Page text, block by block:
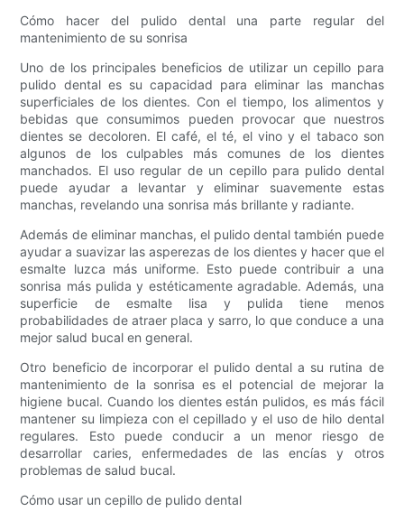
Cómo hacer del pulido dental una parte regular del
mantenimiento de su sonrisa
Uno de los principales beneficios de utilizar un cepillo para
pulido dental es su capacidad para eliminar las manchas
superficiales de los dientes. Con el tiempo, los alimentos y
bebidas que consumimos pueden provocar que nuestros
dientes se decoloren. El café, el té, el vino y el tabaco son
algunos de los culpables más comunes de los dientes
manchados. El uso regular de un cepillo para pulido dental
puede ayudar a levantar y eliminar suavemente estas
manchas, revelando una sonrisa más brillante y radiante.
Además de eliminar manchas, el pulido dental también puede
ayudar a suavizar las asperezas de los dientes y hacer que el
esmalte luzca más uniforme. Esto puede contribuir a una
sonrisa más pulida y estéticamente agradable. Además, una
superficie de esmalte lisa y pulida tiene menos
probabilidades de atraer placa y sarro, lo que conduce a una
mejor salud bucal en general.
Otro beneficio de incorporar el pulido dental a su rutina de
mantenimiento de la sonrisa es el potencial de mejorar la
higiene bucal. Cuando los dientes están pulidos, es más fácil
mantener su limpieza con el cepillado y el uso de hilo dental
regulares. Esto puede conducir a un menor riesgo de
desarrollar caries, enfermedades de las encías y otros
problemas de salud bucal.
Cómo usar un cepillo de pulido dental